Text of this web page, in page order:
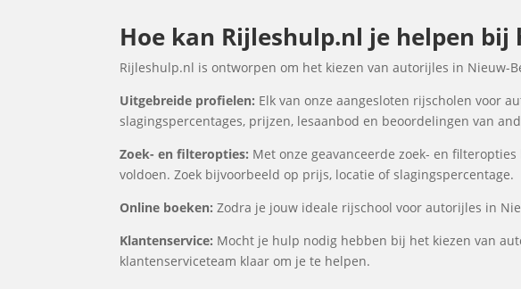
Hoe kan Rijleshulp.nl je helpen
Rijleshulp.nl is ontworpen om het kiezen van autorijles in Nieuw-
Uitgebreide profielen: Elk van onze aangesloten rijscholen voor
slagingspercentages, prijzen, lesaanbod en beoordelingen van
Zoek- en filteropties: Met onze geavanceerde zoek- en
voldoen. Zoek bijvoorbeeld op prijs, locatie of slagingspercentage.
Online boeken: Zodra je jouw ideale rijschool voor autorijles in
Klantenservice: Mocht je hulp nodig hebben bij het kiezen van
klantenserviceteam klaar om je te helpen.